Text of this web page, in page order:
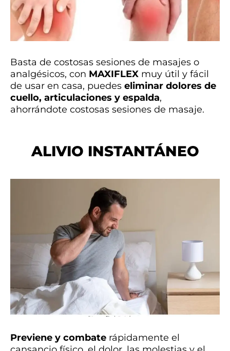
Basta de costosas sesiones de masajes o
analgésicos, con MAXIFLEX muy útil y fácil
de usar en casa, puedes eliminar dolores de
cuello, articulaciones y espalda,
ahorrándote costosas sesiones de masaje.
ALIVIO INSTANTÁNEO
Previene y combate rápidamente el